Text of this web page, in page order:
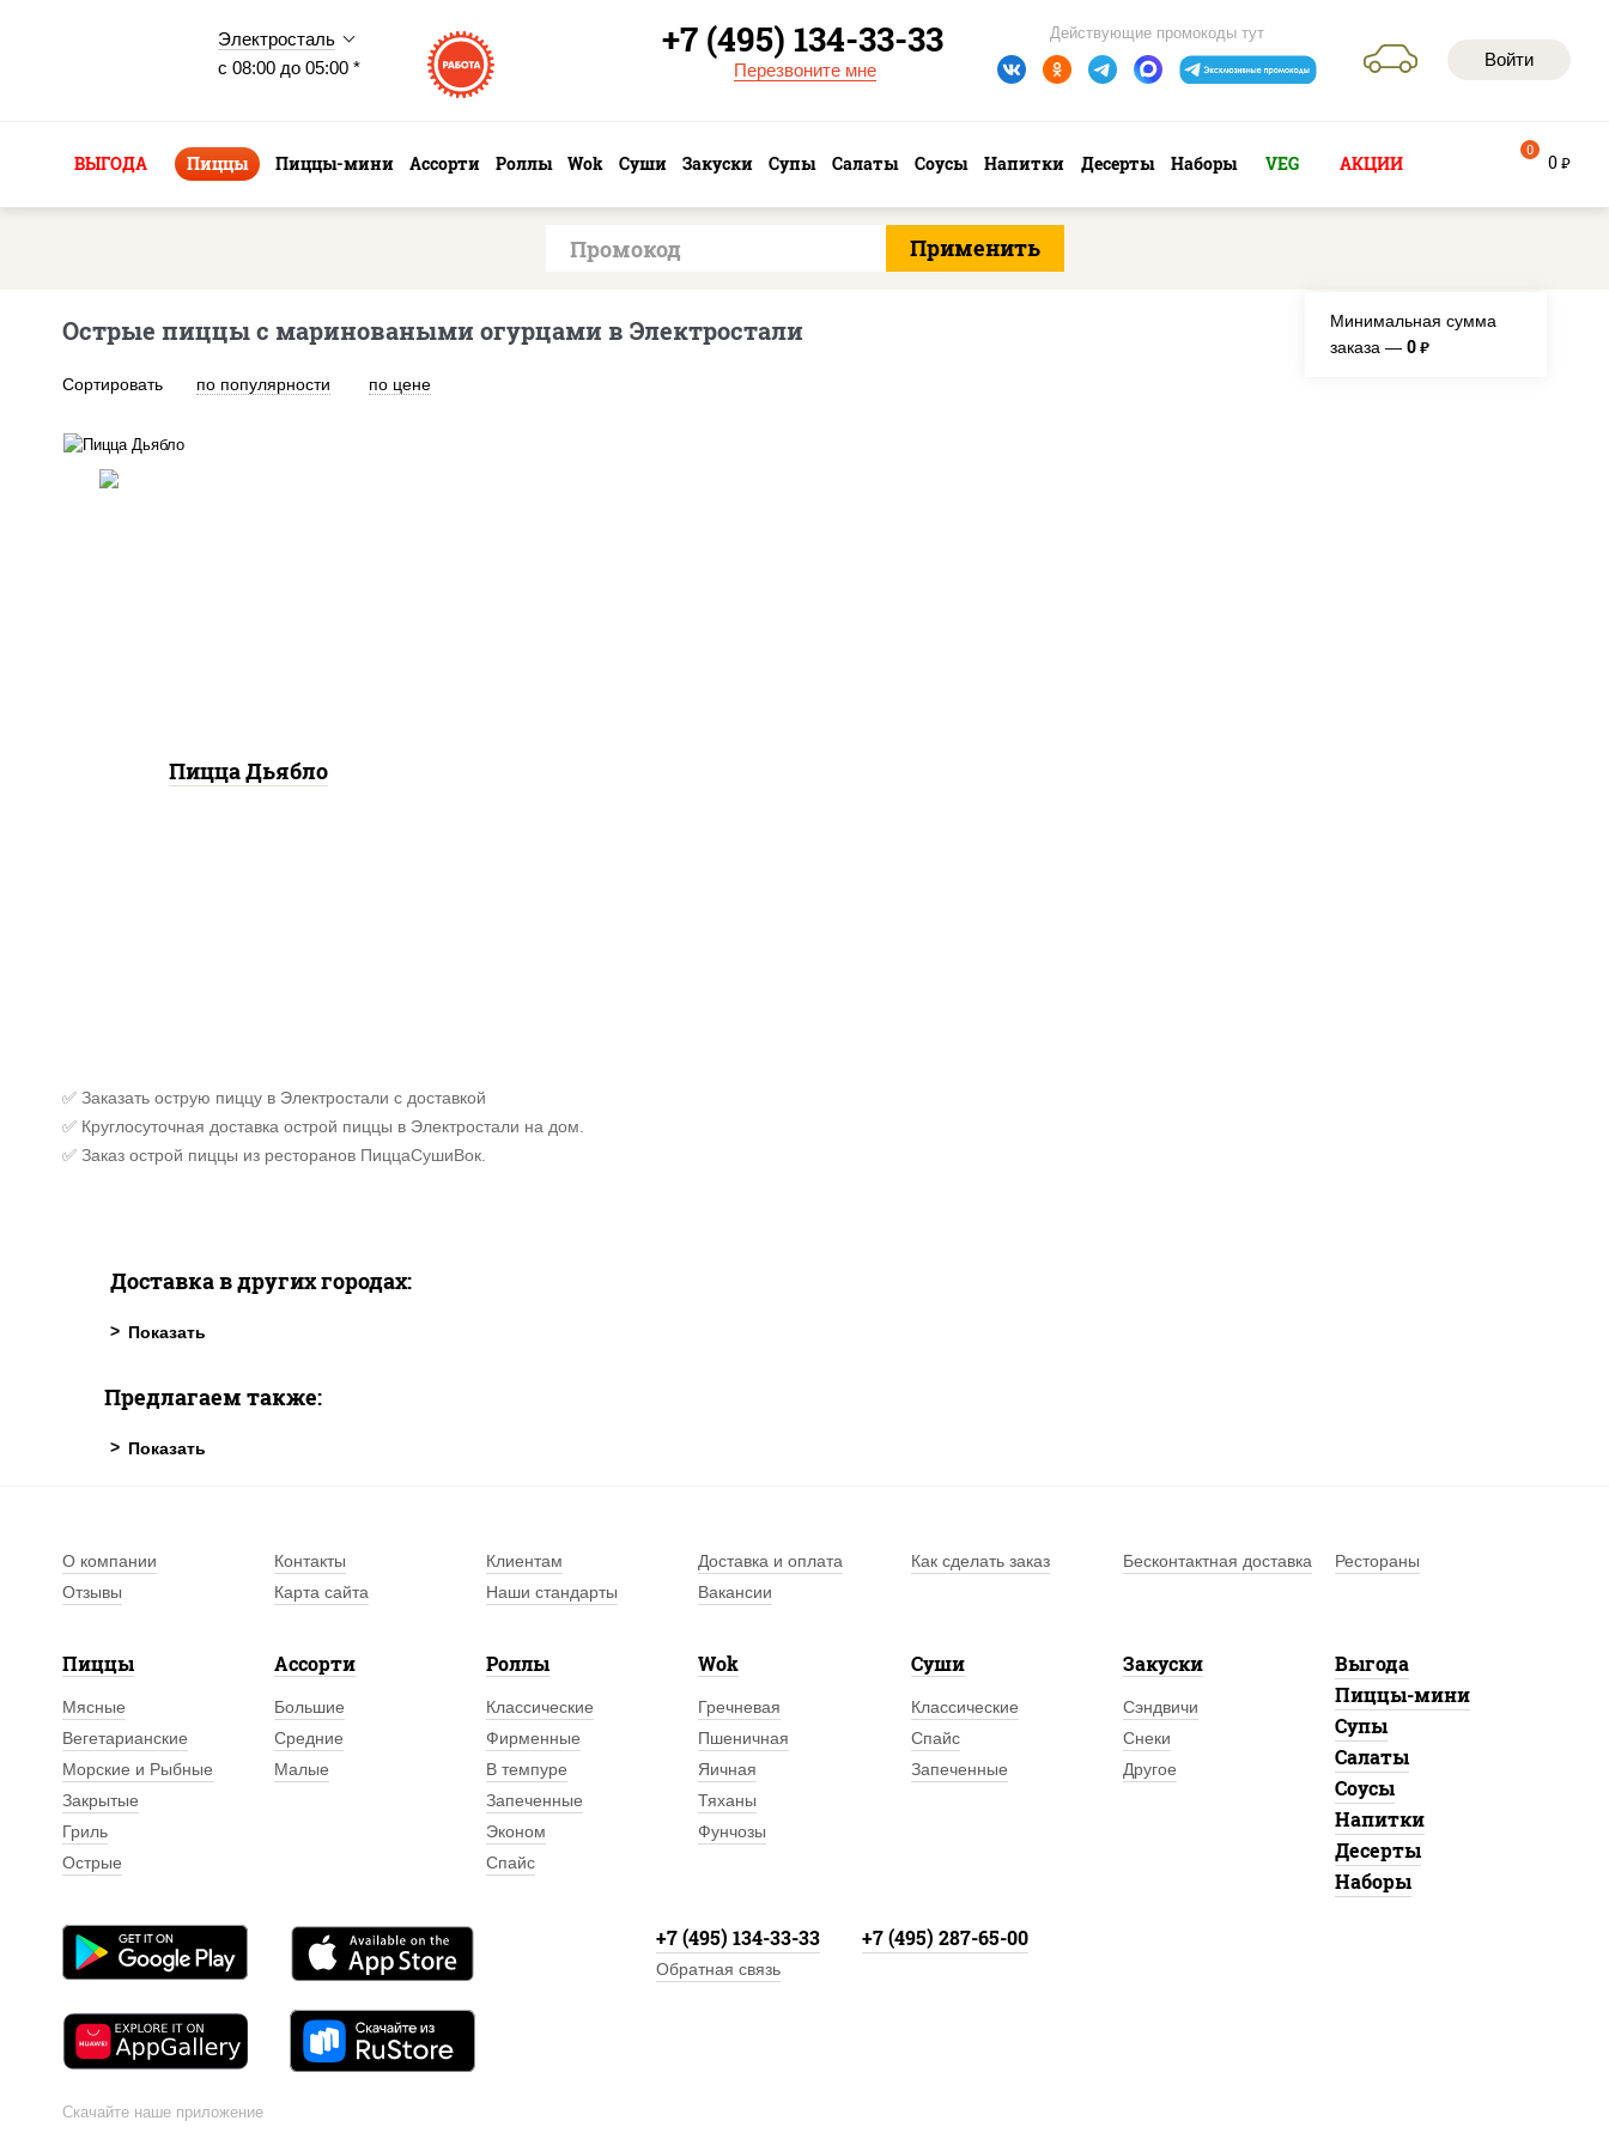
Электросталь
с 08:00 до 05:00 *
Войти
Действующие промокоды тут
+7 (495) 134-33-33
Перезвоните мне
ВЫГОДА Пиццы Пиццы-мини Ассорти Роллы Wok Суши Закуски Супы Салаты Соусы Напитки Десерты Наборы VEG АКЦИИ 0 руб
0
Острые пиццы с мариноваными огурцами в Электростали
Сортировать по популярности по цене
Минимальная сумма
заказа — 0 руб.
Пицца Дьябло
✅ Заказать острую пиццу в Электростали с доставкой
✅ Круглосуточная доставка острой пиццы в Электростали на дом.
✅ Заказ острой пиццы из ресторанов ПиццаСушиВок.
Доставка в других городах:
Предлагаем также:
О компании Контакты Клиентам Доставка и оплата Как сделать заказ Бесконтактная доставка
Рестораны
Отзывы
Карта сайта Наши стандарты Вакансии
Пиццы
Мясные
Вегетарианские
Морские и Рыбные
Закрытые
Гриль
Острые
Ассорти
Большие
Средние
Малые
Роллы
Классические
Фирменные
В темпуре
Запеченные
Эконом
Спайс
Wok
Гречневая
Пшеничная
Яичная
Тяханы
Фунчозы
Суши
Классические
Спайс
Запеченные
Закуски
Сэндвичи
Снеки
Другое
Выгода
Пиццы-мини
Супы
Салаты
Соусы
Напитки
Десерты
Наборы
Скачайте наше приложение
+7 (495) 134-33-33 +7 (495) 287-65-00
Обратная связь